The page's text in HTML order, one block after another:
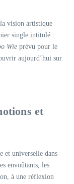
vision artistique
single intitulé
Wie prévu pour le
aujourd’hui sur
et
et universelle dans
envoûtants, les
à une réflexion